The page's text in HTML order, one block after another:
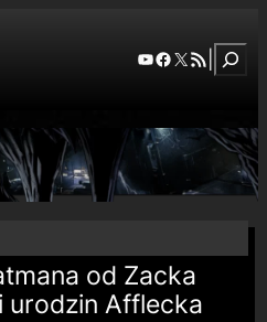
YouTube
Facebook
X RSS Feed
od Zacka
urodzin Afflecka